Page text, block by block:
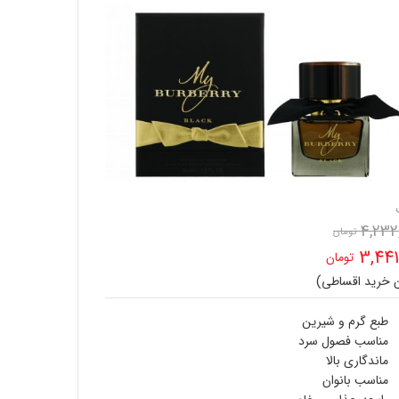
تومان
اصلی
4,232,400 تومان
بود.
تومان
3,441,000 تومان
خرید اقساطی)
طبع گرم و شیرین
مناسب فصول سرد
ماندگاری بالا
مناسب بانوان